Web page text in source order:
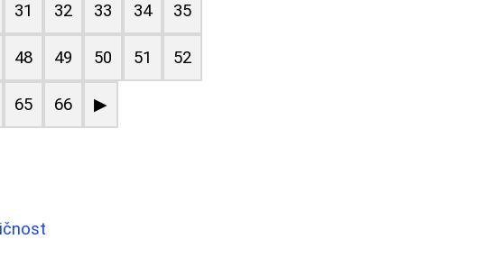
31 32 33 34 35
48 49 50 51 52
65 66 ▶